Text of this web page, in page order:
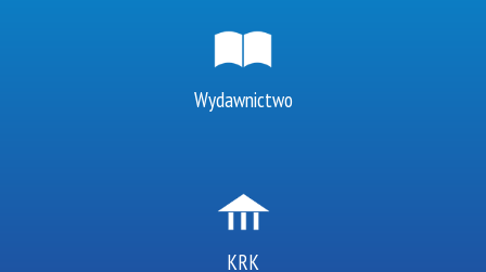
Wydawnictwo
KRK